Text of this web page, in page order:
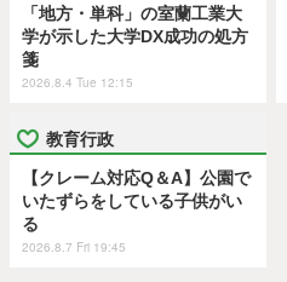
「地方・単科」の室蘭工業大
学が示した大学DX成功の処方
箋
2026.8.4 Tue 12:15
教育行政
【クレーム対応Q＆A】公園で
いたずらをしている子供がい
る
2026.8.7 Fri 19:45